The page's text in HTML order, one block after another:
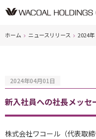
ホーム ニュースリリース 2024年
2024年04月01日
新入社員への社長メッセ
株式会社ワコール（代表取